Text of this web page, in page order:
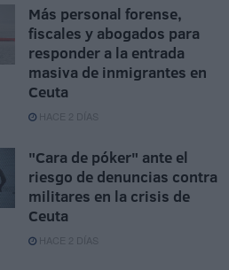
Más personal forense,
fiscales y abogados para
responder a la entrada
masiva de inmigrantes en
Ceuta
HACE 2 DÍAS
"Cara de póker" ante el
riesgo de denuncias contra
militares en la crisis de
Ceuta
HACE 2 DÍAS